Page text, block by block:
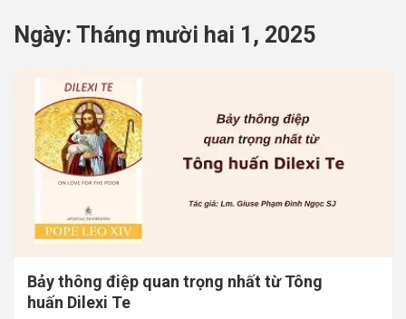
Ngày: Tháng mười hai 1, 2025
Bảy thông điệp quan trọng nhất từ Tông
huấn Dilexi Te